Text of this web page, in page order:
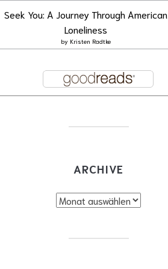
Seek You: A Journey Through American
Loneliness
by Kristen Radtke
ARCHIVE